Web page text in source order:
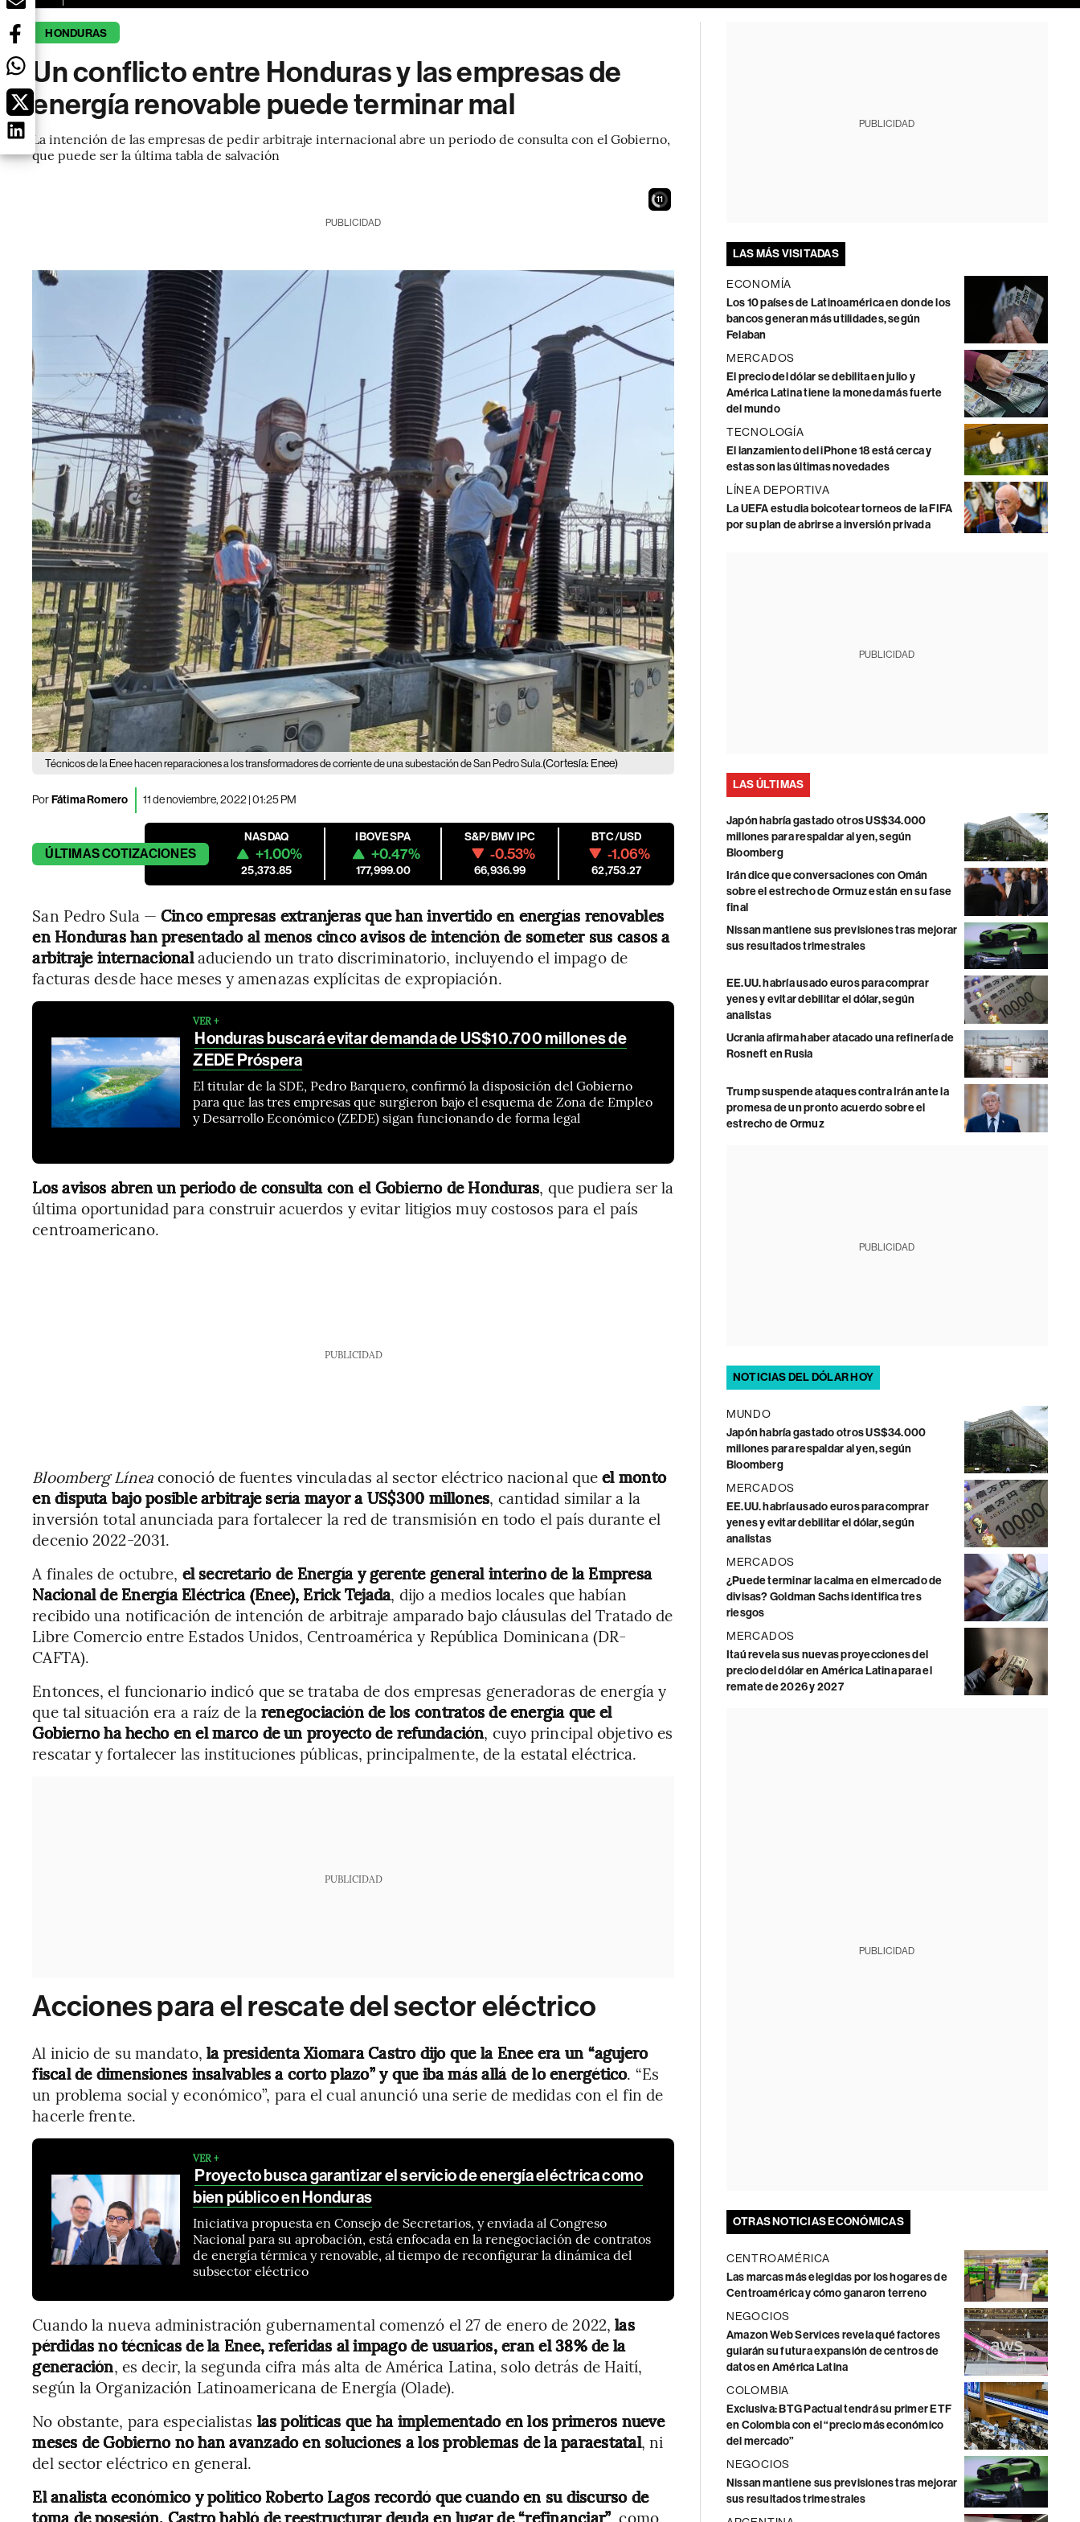
HONDURAS
Un conflicto entre Honduras y las empresas de
energía renovable puede terminar mal
La intención de las empresas de pedir arbitraje internacional abre un periodo de consulta con el Gobierno,
que puede ser la última tabla de salvación
10
PUBLICIDAD
Técnicos de la Enee hacen reparaciones a los transformadores de corriente de una subestación de San Pedro Sula.(Cortesía: Enee)
PorFátima Romero 11 de noviembre, 2022 | 01:25 PM
ÚLTIMASCOTIZACIONES
NASDAQ
+1.00%
25,373.85
IBOVESPA
+0.47%
177,999.00
S&P/BMV IPC
-0.53%
66,936.99
BTC/USD
-1.06%
62,753.27
San Pedro Sula —Cinco empresas extranjeras que han invertido en energías renovables
en Honduras han presentado al menos cinco avisos de intención de someter sus casos a
arbitraje internacionaladuciendo un trato discriminatorio, incluyendo el impago de
facturas desde hace meses y amenazas explícitas de expropiación.
VER +
Honduras buscará evitar demanda de US$10.700 millones de
ZEDE Próspera
El titular de la SDE, Pedro Barquero, confirmó la disposición del Gobierno
para que las tres empresas que surgieron bajo el esquema de Zona de Empleo
y Desarrollo Económico (ZEDE) sigan funcionando de forma legal
Los avisos abren un periodo de consulta con el Gobierno de Honduras, que pudiera ser la
última oportunidad para construir acuerdos y evitar litigios muy costosos para el país
centroamericano.
PUBLICIDAD
Bloomberg Líneaconoció de fuentes vinculadas al sector eléctrico nacional queel monto
en disputa bajo posible arbitraje sería mayor a US$300 millones, cantidad similar a la
inversión total anunciada para fortalecer la red de transmisión en todo el país durante el
decenio 2022-2031.
A finales de octubre, el secretario de Energía y gerente general interino de la Empresa
Nacional de Energía Eléctrica (Enee), Erick Tejada, dijo a medios locales que habían
recibido una notificación de intención de arbitraje amparado bajo cláusulas del Tratado de
Libre Comercio entre Estados Unidos, Centroamérica y República Dominicana (DR-
CAFTA).
Entonces, el funcionario indicó que se trataba de dos empresas generadoras de energía y
que tal situación era a raíz de la renegociación de los contratos de energía que el
Gobierno ha hecho en el marco de un proyecto de refundación, cuyo principal objetivo es
rescatar y fortalecer las instituciones públicas, principalmente, de la estatal eléctrica.
PUBLICIDAD
Acciones para el rescate del sector eléctrico
Al inicio de su mandato, la presidenta Xiomara Castro dijo que la Enee era un “agujero
fiscal de dimensiones insalvables a corto plazo” y que iba más allá de lo energético. “Es
un problema social y económico”, para el cual anunció una serie de medidas con el fin de
hacerle frente.
VER +
Proyecto busca garantizar el servicio de energía eléctrica como
bien público en Honduras
Iniciativa propuesta en Consejo de Secretarios, y enviada al Congreso
Nacional para su aprobación, está enfocada en la renegociación de contratos
de energía térmica y renovable, al tiempo de reconfigurar la dinámica del
subsector eléctrico
Cuando la nueva administración gubernamental comenzó el 27 de enero de 2022, las
pérdidas no técnicas de la Enee, referidas al impago de usuarios, eran el 38% de la
generación, es decir, la segunda cifra más alta de América Latina, solo detrás de Haití,
según la Organización Latinoamericana de Energía (Olade).
No obstante, para especialistas las políticas que ha implementado en los primeros nueve
meses de Gobierno no han avanzado en soluciones a los problemas de la paraestatal, ni
del sector eléctrico en general.
El analista económico y político Roberto Lagos recordó que cuando en su discurso de
toma de posesión, Castro habló de reestructurar deuda en lugar de “refinanciar” , como
PUBLICIDAD
LAS MÁS VISITADAS
ECONOMÍA
Los 10 países de Latinoamérica en donde los
bancos generan más utilidades, según
Felaban
MERCADOS
El precio del dólar se debilita en julio y
América Latina tiene la moneda más fuerte
del mundo
TECNOLOGÍA
El lanzamiento del iPhone 18 está cerca y
estas son las últimas novedades
LÍNEA DEPORTIVA
La UEFA estudia boicotear torneos de la FIFA
por su plan de abrirse a inversión privada
PUBLICIDAD
LAS ÚLTIMAS
Japón habría gastado otros US$34.000
millones para respaldar al yen, según
Bloomberg
Irán dice que conversaciones con Omán
sobre el estrecho de Ormuz están en su fase
final
Nissan mantiene sus previsiones tras mejorar
sus resultados trimestrales
EE.UU. habría usado euros para comprar
yenes y evitar debilitar el dólar, según
analistas
Ucrania afirma haber atacado una refinería de
Rosneft en Rusia
Trump suspende ataques contra Irán ante la
promesa de un pronto acuerdo sobre el
estrecho de Ormuz
PUBLICIDAD
NOTICIAS DEL DÓLAR HOY
MUNDO
Japón habría gastado otros US$34.000
millones para respaldar al yen, según
Bloomberg
MERCADOS
EE.UU. habría usado euros para comprar
yenes y evitar debilitar el dólar, según
analistas
MERCADOS
¿Puede terminar la calma en el mercado de
divisas? Goldman Sachs identifica tres
riesgos
MERCADOS
Itaú revela sus nuevas proyecciones del
precio del dólar en América Latina para el
remate de 2026 y 2027
PUBLICIDAD
OTRAS NOTICIAS ECONÓMICAS
CENTROAMÉRICA
Las marcas más elegidas por los hogares de
Centroamérica y cómo ganaron terreno
NEGOCIOS
Amazon Web Services revela qué factores
guiarán su futura expansión de centros de
datos en América Latina
COLOMBIA
Exclusiva: BTG Pactual tendrá su primer ETF
en Colombia con el “precio más económico
del mercado”
NEGOCIOS
Nissan mantiene sus previsiones tras mejorar
sus resultados trimestrales